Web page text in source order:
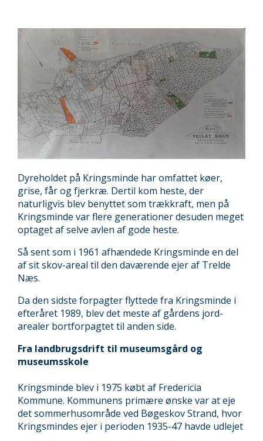
Dyreholdet på Kringsminde har omfattet køer,
grise, får og fjerkræ. Dertil kom heste, der
naturligvis blev benyttet som trækkraft, men på
Kringsminde var flere generationer desuden meget
optaget af selve avlen af gode heste.
Så sent som i 1961 afhændede Kringsminde en del
af sit skov-areal til den daværende ejer af Trelde
Næs.
Da den sidste forpagter flyttede fra Kringsminde i
efteråret 1989, blev det meste af gårdens jord-
arealer bortforpagtet til anden side.
Fra landbrugsdrift til museumsgård og
museumsskole
Kringsminde blev i 1975 købt af Fredericia
Kommune. Kommunens primære ønske var at eje
det sommerhusområde ved Bøgeskov Strand, hvor
Kringsmindes ejer i perioden 1935-47 havde udlejet